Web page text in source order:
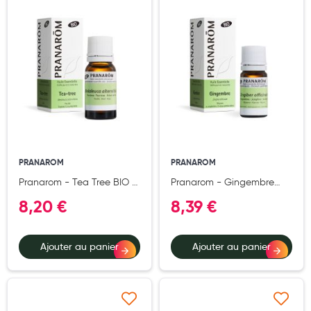
Hygiène nasale
Antibactériens
Nutrition clinique
Anti-poux
Solaire et moustique
Appareils
Soins jambes lourdes
Contactologie
PRANAROM
Pranarom - Tea Tree BIO -
Chémotypée - Défenses
Naturelle - HECT - 10 ml
8,20 €
Ajouter au panier
PRANAROM
Pranarom - Gingembre
Chémotypée - Tonique
Naturelle - HECT - 5 ml
8,39 €
Ajouter au panier